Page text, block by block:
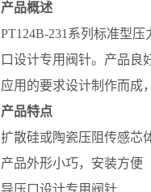
产品概述
PT124B-231系列标准型
口设计专用阀针。产品良
应用的要求设计制作而成
产品特点
扩散硅或陶瓷压阻传感芯
产品外形小巧，安装方便
导压口设计专用阀针